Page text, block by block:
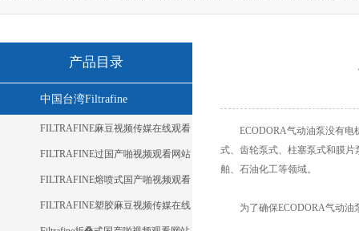
产品目录
中国台湾Filtrafine
FILTRAFINE麻豆视频传媒在线观看
FILTRAFINE过国产啪视频观看网站
麻豆
FILTRAFINE熔喷式国产啪视频观看
网站麻豆
FILTRAFINE塑胶麻豆视频传媒在线
ECODORA气动油泵没有电机和
式、齿轮泵式、柱塞泵式和
舶、石油化工等领域。
为了确保ECODORA气动油